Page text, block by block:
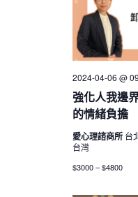
強化人我邊
的情緒負擔
2024-04-06 @
愛心理諮商所 台
台灣
$3000 – $4800